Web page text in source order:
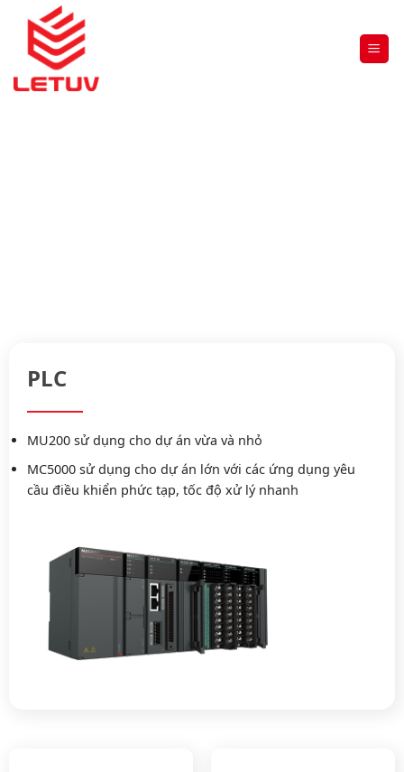
PLC
MU200 sử dụng cho dự án vừa và nhỏ
MC5000 sử dụng cho dự án lớn với các ứng dụng yêu
cầu điều khiển phức tạp, tốc độ xử lý nhanh